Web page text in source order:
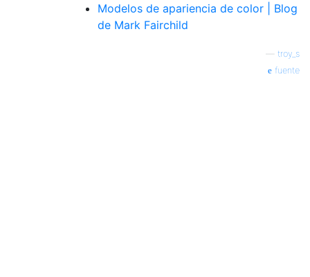
Modelos de apariencia de color | Blog
de Mark Fairchild
troy_s
fuente